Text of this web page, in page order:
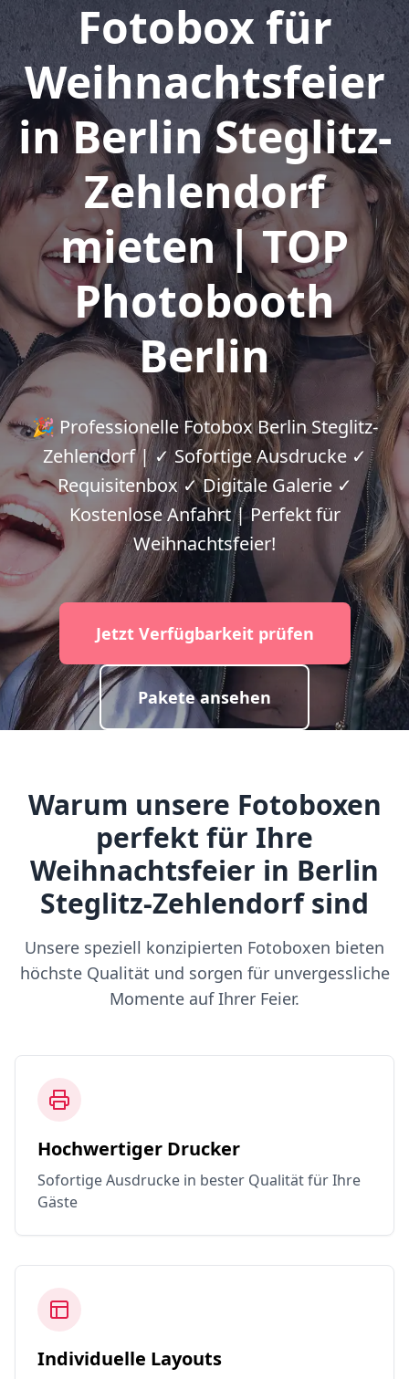
Fotobox für
Weihnachtsfeier
in Berlin Steglitz-
Zehlendorf
mieten | TOP
Photobooth
Berlin
🎉 Professionelle Fotobox Berlin Steglitz-
Zehlendorf | ✓ Sofortige Ausdrucke ✓
Requisitenbox ✓ Digitale Galerie ✓
Kostenlose Anfahrt | Perfekt für
Weihnachtsfeier!
Jetzt Verfügbarkeit prüfen
Pakete ansehen
Warum unsere Fotoboxen
perfekt für Ihre
Weihnachtsfeier in Berlin
Steglitz-Zehlendorf sind
Unsere speziell konzipierten Fotoboxen bieten
höchste Qualität und sorgen für unvergessliche
Momente auf Ihrer Feier.
Hochwertiger Drucker
Sofortige Ausdrucke in bester Qualität für Ihre
Gäste
Individuelle Layouts